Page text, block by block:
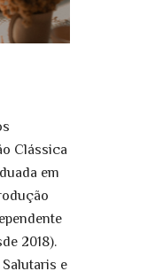
Clássica
em
2018).
e